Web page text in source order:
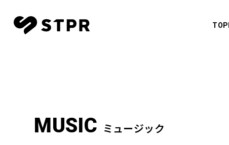
TOP
SCHEDULE
MUSIC ミュージック